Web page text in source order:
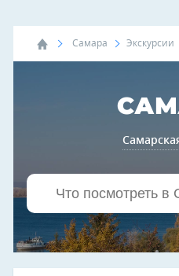
Самара Экскурсии